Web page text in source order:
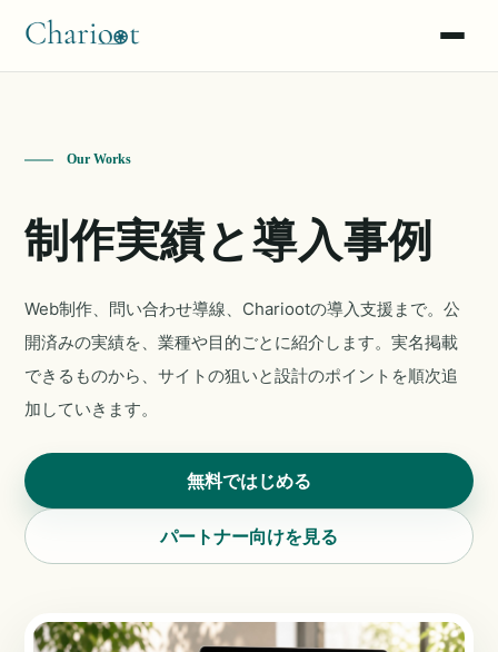
出し分け（AXE）
声をナレッジへ
使い方マニュアル
Our Works
制作実績と導入事例
Web制作、問い合わせ導線、Chariootの導入支援まで。公
開済みの実績を、業種や目的ごとに紹介します。実名掲載
できるものから、サイトの狙いと設計のポイントを順次追
加していきます。
無料ではじめる
パートナー向けを見る